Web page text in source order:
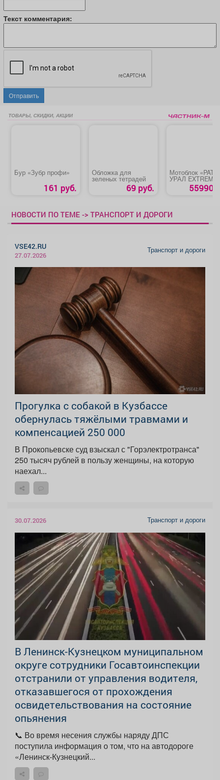
Текст комментария:
Отправить
ТОВАРЫ, СКИДКИ, АКЦИИ
Бур «Зубр профи»
161 руб.
Обложка для
зеленых тетрадей
69 руб.
Мотоблок
УРАЛ EXTREME»
55990
НОВОСТИ ПО ТЕМЕ -> ТРАНСПОРТ И ДОРОГИ
VSE42.RU
27.07.2026
Транспорт и дороги
Прогулка с собакой в Кузбассе
обернулась тяжёлыми травмами и
компенсацией 250 000
В Прокопьевске суд взыскал с "Горэлектротранса"
250 тысяч рублей в пользу женщины, на которую
наехал...
30.07.2026 Транспорт и дороги
В Ленинск-Кузнецком муниципальном
округе сотрудники Госавтоинспекции
отстранили от управления водителя,
отказавшегося от прохождения
освидетельствования на состояние
опьянения
📞 Во время несения службы наряду ДПС
поступила информация о том, что на автодороге
«Ленинск-Кузнецкий...